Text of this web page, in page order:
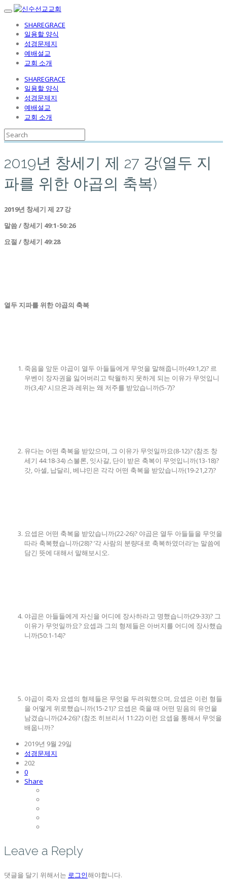
SHAREGRACE
일용할 양식
성경문제지
예배설교
교회 소개
SHAREGRACE
일용할 양식
성경문제지
예배설교
교회 소개
2019년 창세기 제 27 강(열두 지
파를 위한 야곱의 축복)
2019년 창세기 제 27강
말씀/ 창세기 49:1-50:26
요절 / 창세기 49:28
열두 지파를 위한 야곱의 축복
죽음을 앞둔 야곱이 열두 아들들에게 무엇을 말해줍니까(49:1,2)? 르
우벤이 장자권을 잃어버리고 탁월하지 못하게 되는 이유가 무엇입니
까(3,4)? 시므온과 레위는 왜 저주를 받았습니까(5-7)?
유다는 어떤 축복을 받았으며, 그 이유가 무엇일까요(8-12)? (참조 창
세기 44:18-34) 스불론, 잇사갈, 단이 받은 축복이 무엇입니까(13-18)?
갓, 아셀, 납달리, 베냐민은 각각 어떤 축복을 받았습니까(19-21,27)?
요셉은 어떤 축복을 받았습니까(22-26)? 야곱은 열두 아들들을 무엇을
따라 축복했습니까(28)? ‘각 사람의 분량대로 축복하였더라’는 말씀에
담긴 뜻에 대해서 말해보시오.
야곱은 아들들에게 자신을 어디에 장사하라고 명했습니까(29-33)? 그
이유가 무엇일까요? 요셉과 그의 형제들은 아버지를 어디에 장사했습
니까(50:1-14)?
야곱이 죽자 요셉의 형제들은 무엇을 두려워했으며, 요셉은 이런 형들
을 어떻게 위로했습니까(15-21)? 요셉은 죽을 때 어떤 믿음의 유언을
남겼습니까(24-26)? (참조 히브리서 11:22) 이런 요셉을 통해서 무엇을
배웁니까?
2019년 9월 29일
성경문제지
202
0
Share
Leave a Reply
댓글을 달기 위해서는 로그인해야합니다.